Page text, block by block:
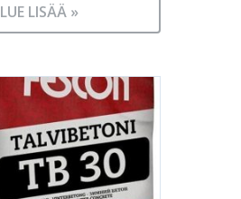
LUE LISÄÄ »